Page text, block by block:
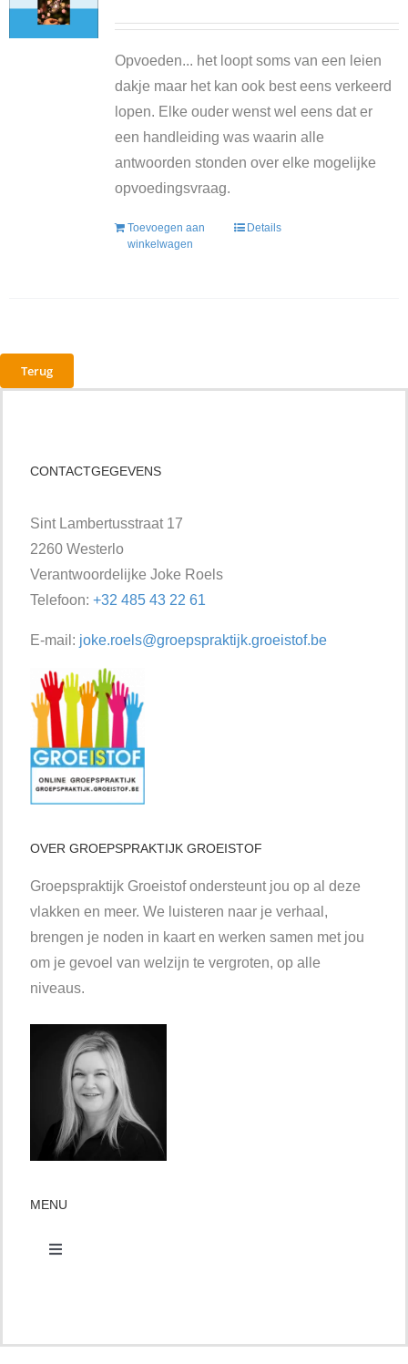
Opvoeden... het loopt soms van een leien
dakje maar het kan ook best eens verkeerd
lopen. Elke ouder wenst wel eens dat er
een handleiding was waarin alle
antwoorden stonden over elke mogelijke
opvoedingsvraag.
Toevoegen aan
winkelwagen
Details
Terug
CONTACTGEGEVENS
Sint Lambertusstraat 17
2260 Westerlo
Verantwoordelijke Joke Roels
Telefoon: +32 485 43 22 61
E-mail: joke.roels@groepspraktijk.groeistof.be
OVER GROEPSPRAKTIJK GROEISTOF
Groepspraktijk Groeistof ondersteunt jou op al deze
vlakken en meer. We luisteren naar je verhaal,
brengen je noden in kaart en werken samen met jou
om je gevoel van welzijn te vergroten, op alle
niveaus.
MENU
Toggle